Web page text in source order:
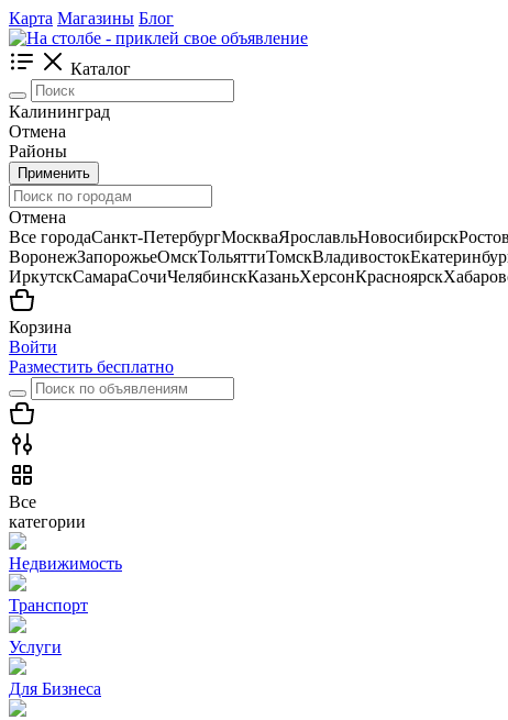
Карта Магазины Блог
Каталог
Калининград
Отмена
Районы
Применить
Отмена
Все городаСанкт-ПетербургМоскваЯрославльНовосибирск
ВоронежЗапорожьеОмскТольяттиТомскВладивосток
ИркутскСамараСочиЧелябинскКазаньХерсонКрасноярск
Корзина
Войти
Разместить бесплатно
Все
категории
Недвижимость
Транспорт
Услуги
Для Бизнеса